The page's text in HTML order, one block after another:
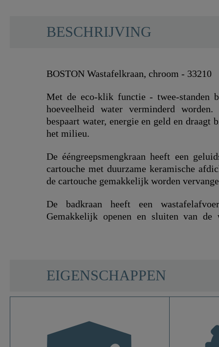
BESCHRIJVING
BOSTON Wastafelkraan, chroom - 33210
Met de eco-klik functie - twee-standen
hoeveelheid water verminderd worden.
bespaart water, energie en geld en draagt
het milieu.
De ééngreepsmengkraan heeft een
cartouche met duurzame keramische
de cartouche gemakkelijk worden
De badkraan heeft een
Gemakkelijk openen en sluiten van de
EIGENSCHAPPEN